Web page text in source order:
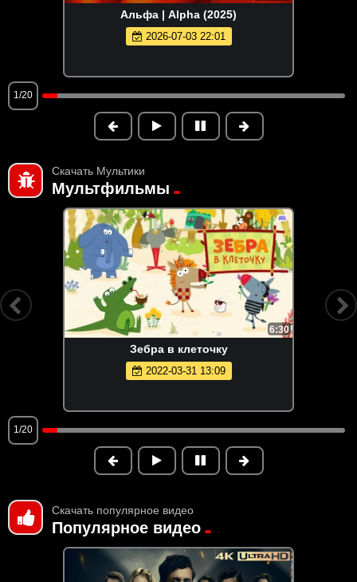
Альфа | Alpha (2025)
2026-07-03 22:01
1/20
Скачать Мультики
Мультфильмы
6:30
Зебра в клеточку
2022-03-31 13:09
1/20
Скачать популярное видео
Популярное видео